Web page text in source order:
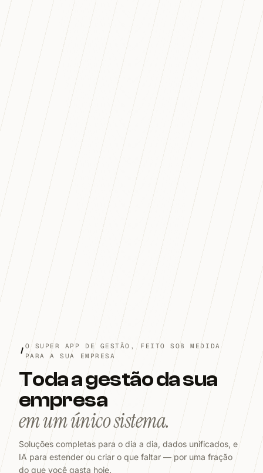
O SUPER APP DE GESTÃO, FEITO SOB MEDIDA
PARA A SUA EMPRESA
Toda a gestão da sua
empresa
em um único sistema.
Soluções completas para o dia a dia, dados unificados, e
IA para estender ou criar o que faltar — por uma fração
do que você gasta hoje.